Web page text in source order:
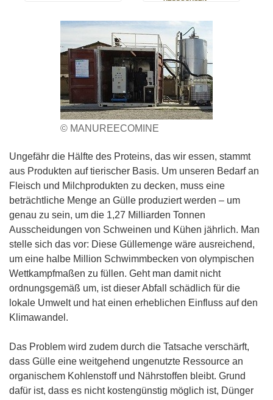
© MANUREECOMINE
Ungefähr die Hälfte des Proteins, das wir essen, stammt
aus Produkten auf tierischer Basis. Um unseren Bedarf an
Fleisch und Milchprodukten zu decken, muss eine
beträchtliche Menge an Gülle produziert werden – um
genau zu sein, um die 1,27 Milliarden Tonnen
Ausscheidungen von Schweinen und Kühen jährlich. Man
stelle sich das vor: Diese Güllemenge wäre ausreichend,
um eine halbe Million Schwimmbecken von olympischen
Wettkampfmaßen zu füllen. Geht man damit nicht
ordnungsgemäß um, ist dieser Abfall schädlich für die
lokale Umwelt und hat einen erheblichen Einfluss auf den
Klimawandel.
Das Problem wird zudem durch die Tatsache verschärft,
dass Gülle eine weitgehend ungenutzte Ressource an
organischem Kohlenstoff und Nährstoffen bleibt. Grund
dafür ist, dass es nicht kostengünstig möglich ist, Dünger